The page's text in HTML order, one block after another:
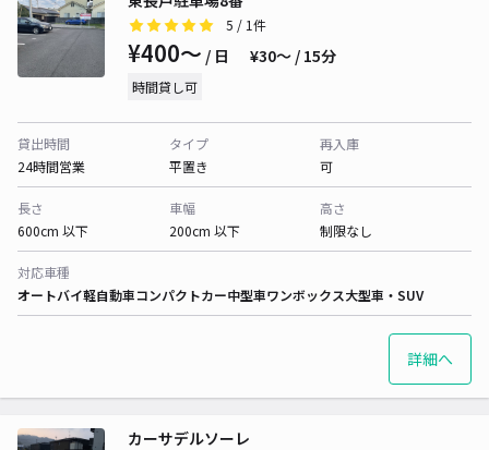
5 / 1件
¥400〜 / 日 ¥30〜 / 15分
時間貸し可
貸出時間
24時間営業
タイプ
平置き
再入庫
可
長さ
600cm 以下
車幅
200cm 以下
高さ
制限なし
対応車種
オートバイ軽自動車コンパクトカー中型車ワンボックス大型車・SUV
詳細へ
カーサデルソーレ